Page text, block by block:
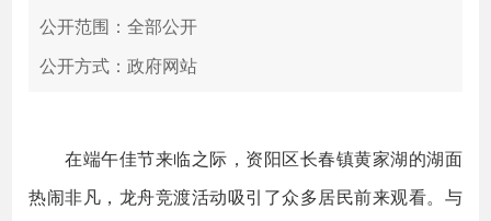
公开范围：全部公开
公开方式：政府网站
在端午佳节来临之际，资阳区长春镇黄家湖的湖面
热闹非凡，龙舟竞渡活动吸引了众多居民前来观看。与